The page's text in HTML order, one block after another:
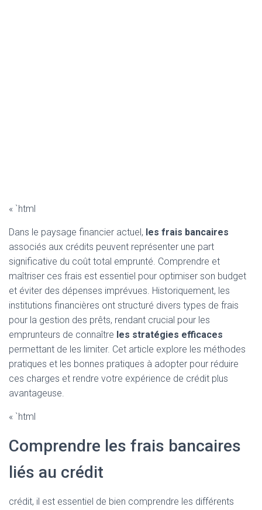
« `html
Dans le paysage financier actuel, les frais bancaires
associés aux crédits peuvent représenter une part
significative du coût total emprunté. Comprendre et
maîtriser ces frais est essentiel pour optimiser son budget
et éviter des dépenses imprévues. Historiquement, les
institutions financières ont structuré divers types de frais
pour la gestion des prêts, rendant crucial pour les
emprunteurs de connaître les stratégies efficaces
permettant de les limiter. Cet article explore les méthodes
pratiques et les bonnes pratiques à adopter pour réduire
ces charges et rendre votre expérience de crédit plus
avantageuse.
« `html
Comprendre les frais bancaires
liés au crédit
crédit, il est essentiel de bien comprendre les différents